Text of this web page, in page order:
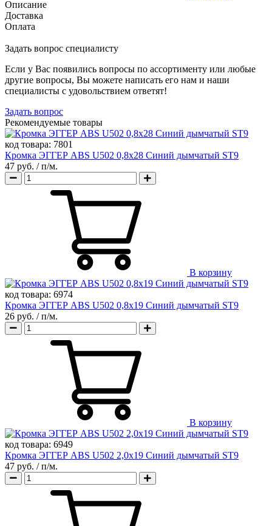
Описание
Доставка
Оплата
Задать вопрос специалисту
Если у Вас появились вопросы по ассортименту или любые
другие вопросы, Вы можете написать его нам и наши
специалисты с удовольствием ответят!
Задать вопрос
Рекомендуемые товары
код товара: 7801
Кромка ЭГГЕР ABS U502 0,8х28 Синий дымчатый ST9
47 руб. / п/м.
В корзину
код товара: 6974
Кромка ЭГГЕР ABS U502 0,8х19 Синий дымчатый ST9
26 руб. / п/м.
В корзину
код товара: 6949
Кромка ЭГГЕР ABS U502 2,0х19 Синий дымчатый ST9
47 руб. / п/м.